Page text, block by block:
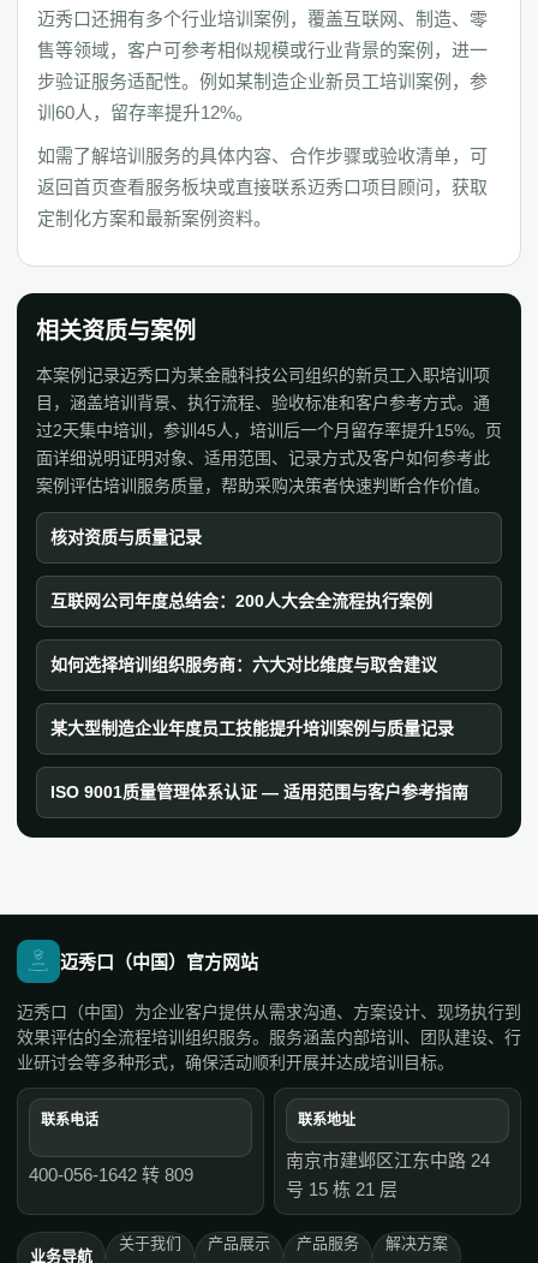
迈秀口还拥有多个行业培训案例，覆盖互联网、制造、零
售等领域，客户可参考相似规模或行业背景的案例，进一
步验证服务适配性。例如某制造企业新员工培训案例，参
训60人，留存率提升12%。
如需了解培训服务的具体内容、合作步骤或验收清单，可
返回首页查看服务板块或直接联系迈秀口项目顾问，获取
定制化方案和最新案例资料。
相关资质与案例
本案例记录迈秀口为某金融科技公司组织的新员工入职培训项
目，涵盖培训背景、执行流程、验收标准和客户参考方式。通
过2天集中培训，参训45人，培训后一个月留存率提升15%。页
面详细说明证明对象、适用范围、记录方式及客户如何参考此
案例评估培训服务质量，帮助采购决策者快速判断合作价值。
核对资质与质量记录
互联网公司年度总结会：200人大会全流程执行案例
如何选择培训组织服务商：六大对比维度与取舍建议
某大型制造企业年度员工技能提升培训案例与质量记录
ISO 9001质量管理体系认证 — 适用范围与客户参考指南
迈秀口（中国）官方网站
迈秀口（中国）为企业客户提供从需求沟通、方案设计、现场执行到
效果评估的全流程培训组织服务。服务涵盖内部培训、团队建设、行
业研讨会等多种形式，确保活动顺利开展并达成培训目标。
联系电话
400-056-1642 转 809
联系地址
南京市建邺区江东中路 24
号 15 栋 21 层
业务导航
关于我们 产品展示 产品服务 解决方案